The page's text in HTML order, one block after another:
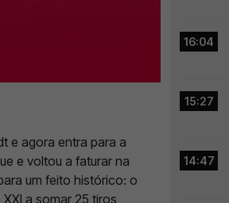
e agora entra para a
e voltou a faturar na
um feito histórico: o
a somar 25 tiros
16:04
15:27
14:47